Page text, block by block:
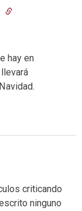
hay en
criticando
ninguno